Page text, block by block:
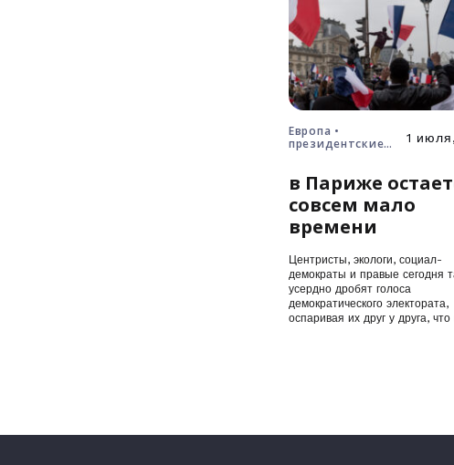
Европа •
президентские
1
в Париже
совсем мало
времени
Центристы, экологи, социал-
демократы и правые сегодня
усердно дробят голоса
демократического электората,
оспаривая их друг у друга, что